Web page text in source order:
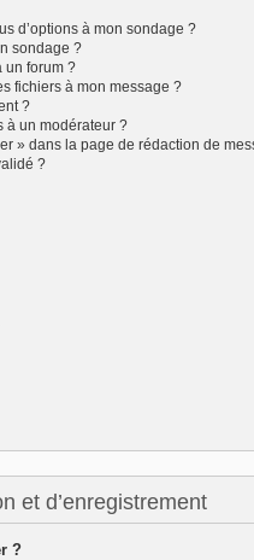
d’options à mon sondage ?
sondage ?
un forum ?
fichiers à mon message ?
?
à un modérateur ?
» dans la page de rédaction de
?
et d’enregistrement
?